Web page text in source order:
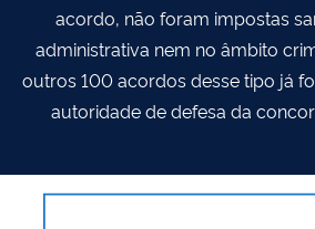
acordo, não foram impostas
administrativa nem no âmbito
outros 100 acordos desse tipo já
autoridade de defesa da